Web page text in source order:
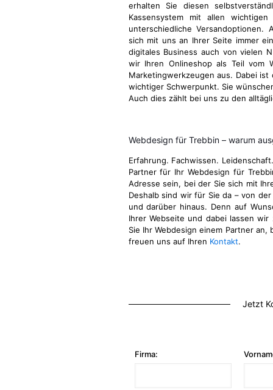
erhalten Sie diesen
Kassensystem mit allen
unterschiedliche
sich mit uns an Ihrer Seite immer
digitales Business auch von vielen
wir Ihren Onlineshop als Teil vom
Marketingwerkzeugen aus. Dabei ist
wichtiger Schwerpunkt. Sie
Auch dies zählt bei uns zu den
Webdesign für Trebbin – warum
Erfahrung. Fachwissen.
Partner für Ihr Webdesign für
Adresse sein, bei der Sie sich mit
Deshalb sind wir für Sie da – von
und darüber hinaus. Denn auf
Ihrer Webseite und dabei lassen
Sie Ihr Webdesign einem Partner
freuen uns auf Ihren Kontakt.
Jetzt
Firma: